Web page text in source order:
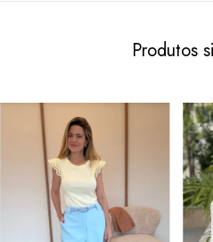
Produtos